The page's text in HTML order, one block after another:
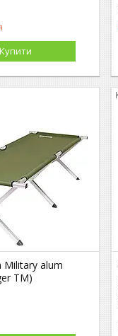
Купити
Military alum
TM)